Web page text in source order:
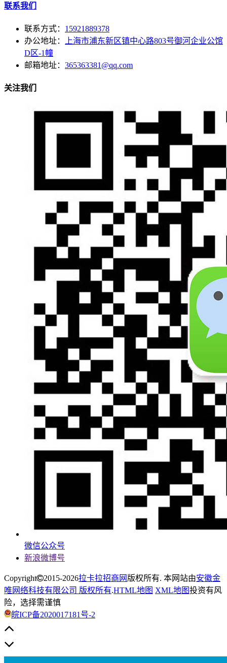
联系我们
联系方式： 15921889378
办公地址：
上海市浦东新区镇中心路803号御河企业公馆
D区-1幢
邮箱地址： 365363381@qq.com
关注我们
微信公众号
新浪微博号
Copyright 2015-2026拉卡拉招商网 版权所有. 本网站由安徽金
唯网络科技有限公司 版权所有.HTML地图 XML地图投资有风
险，选择需谨慎
皖ICP备2020017181号-2